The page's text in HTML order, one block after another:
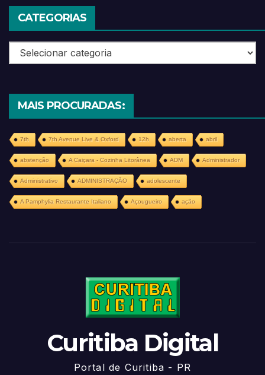
CATEGORIAS
Categorias
MAIS PROCURADAS:
7th 7th Avenue Live & Oxford 12h aberta abril
abstenção A Caiçara - Cozinha Litorânea ADM Administrador
Administrativo ADMINISTRAÇÃO adolescente
A Pamphylia Restaurante Italiano Açougueiro ação
Curitiba Digital
Portal de Curitiba - PR